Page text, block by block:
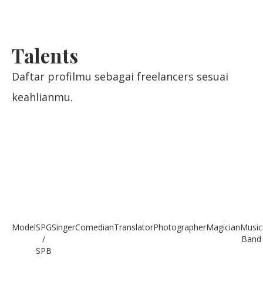
Talents
Daftar profilmu sebagai freelancers sesuai
keahlianmu.
ModelSPG
/
SPB
SingerComedianTranslatorPhotographerMagicianMusic
Band